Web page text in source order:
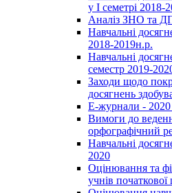
у І семетрі 2018-
Аналіз ЗНО та
Навчальні
2018-2019н.р.
Навчальні
семестр 2019-
Заходи щодо
досягнень
Е-журнали - 2020
Вимоги до
орфографічний
Навчальні
2020
Оцінювання та
учнів